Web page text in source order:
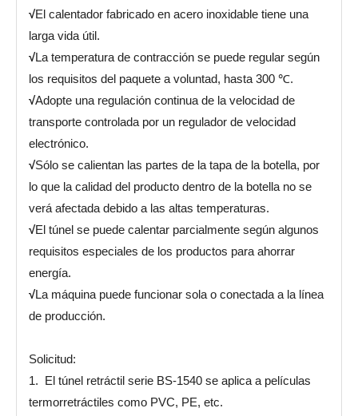
√El calentador fabricado en acero inoxidable tiene una
larga vida útil.
√La temperatura de contracción se puede regular según
los requisitos del paquete a voluntad, hasta 300 ℃.
√Adopte una regulación continua de la velocidad de
transporte controlada por un regulador de velocidad
electrónico.
√Sólo se calientan las partes de la tapa de la botella, por
lo que la calidad del producto dentro de la botella no se
verá afectada debido a las altas temperaturas.
√El túnel se puede calentar parcialmente según algunos
requisitos especiales de los productos para ahorrar
energía.
√La máquina puede funcionar sola o conectada a la línea
de producción.
Solicitud:
1. El túnel retráctil serie BS-1540 se aplica a películas
termorretráctiles como PVC, PE, etc.